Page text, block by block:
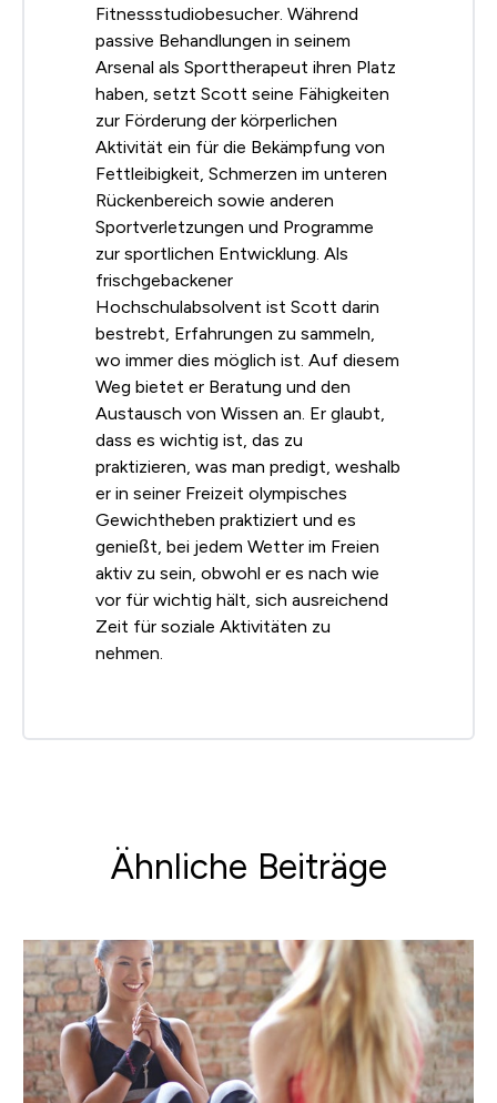
Fitnessstudiobesucher. Während
passive Behandlungen in seinem
Arsenal als Sporttherapeut ihren Platz
haben, setzt Scott seine Fähigkeiten
zur Förderung der körperlichen
Aktivität ein für die Bekämpfung von
Fettleibigkeit, Schmerzen im unteren
Rückenbereich sowie anderen
Sportverletzungen und Programme
zur sportlichen Entwicklung. Als
frischgebackener
Hochschulabsolvent ist Scott darin
bestrebt, Erfahrungen zu sammeln,
wo immer dies möglich ist. Auf diesem
Weg bietet er Beratung und den
Austausch von Wissen an. Er glaubt,
dass es wichtig ist, das zu
praktizieren, was man predigt, weshalb
er in seiner Freizeit olympisches
Gewichtheben praktiziert und es
genießt, bei jedem Wetter im Freien
aktiv zu sein, obwohl er es nach wie
vor für wichtig hält, sich ausreichend
Zeit für soziale Aktivitäten zu
nehmen.
Ähnliche Beiträge